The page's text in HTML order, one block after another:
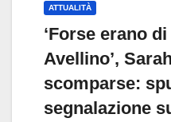
ATTUALITÀ
‘Forse erano
Avellino’,
scomparse:
segnalazione